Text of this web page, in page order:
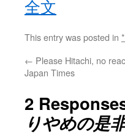
全文
This entry was posted in
← Please Hitachi, no
Japan Times
2
りやめの是